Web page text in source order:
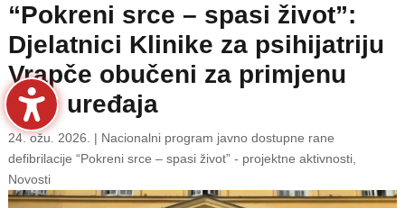
“Pokreni srce – spasi život”:
Djelatnici Klinike za psihijatriju
Vrapče obučeni za primjenu
AVD uređaja
24. ožu. 2026. | Nacionalni program javno dostupne rane
defibrilacije “Pokreni srce – spasi život” - projektne aktivnosti,
Novosti